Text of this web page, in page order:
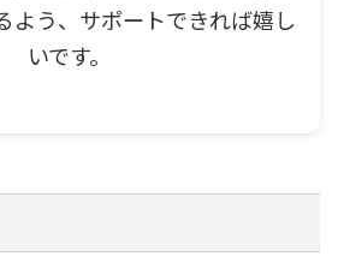
よう、サポートできれば嬉し
いです。